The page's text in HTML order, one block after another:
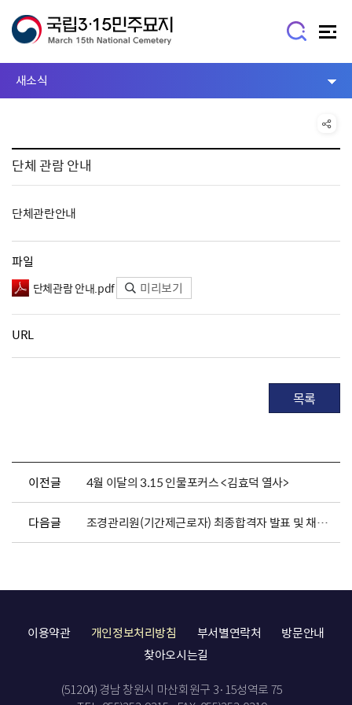
새소식
단체 관람 안내
단체관란안내
파일
단체관람 안내.pdf 미리보기
URL
목록
이전글 4월 이달의 3.15 인물포커스 <김효덕 열사>
다음글 조경관리원(기간제근로자) 최종합격자 발표 및 채용서류 제출 안내
이용약관 개인정보처리방침 부서별연락처
방문안내
찾아오시는길
(51204) 경남 창원시 마산회원구 3·15성역로 75